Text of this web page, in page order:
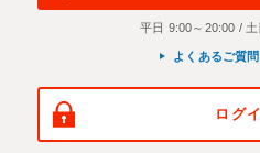
平日 9:00～20:00 /
よくあるご質
ログ